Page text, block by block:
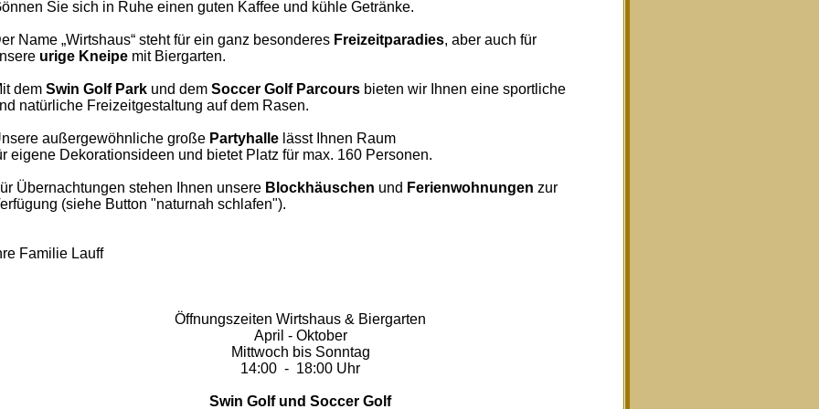
Sie sich in Ruhe einen guten Kaffee und kühle Getränke.
Name „Wirtshaus“ steht für ein ganz besonderes Freizeitparadies, aber auch für
urige Kneipe mit Biergarten.
dem Swin Golf Park und dem Soccer Golf Parcours bieten wir Ihnen eine sportliche
natürliche Freizeitgestaltung auf dem Rasen.
außergewöhnliche große Partyhalle lässt Ihnen Raum
eigene Dekorationsideen und bietet Platz für max. 160 Personen.
Übernachtungen stehen Ihnen unsere Blockhäuschen und Ferienwohnungen zur
(siehe Button "naturnah schlafen").
Familie Lauff
Öffnungszeiten Wirtshaus & Biergarten
April - Oktober
Mittwoch bis Sonntag
14:00 - 18:00 Uhr
Swin Golf und Soccer Golf